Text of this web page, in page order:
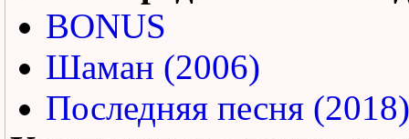
BONUS
Шаман (2006)
Последняя песня (2018)